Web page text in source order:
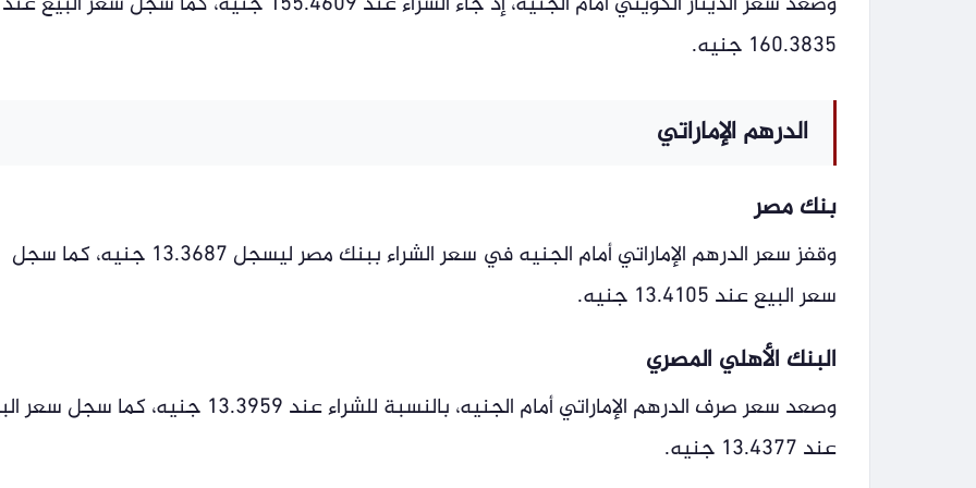
160.3835 جنيه.
الدرهم الإماراتي
بنك مصر
وقفز سعر الدرهم الإماراتي أمام الجنيه في سعر الشراء ببنك مصر ليسجل 13.3687 جنيه، كما سجل
سعر البيع عند 13.4105 جنيه.
البنك الأهلي المصري
وصعد سعر صرف الدرهم الإماراتي أمام الجنيه، بالنسبة للشراء عند 13.3959 جنيه، كما
عند 13.4377 جنيه.